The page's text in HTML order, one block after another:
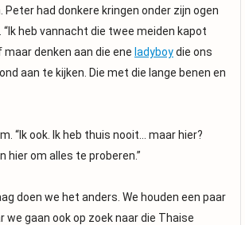
Peter had donkere kringen onder zijn ogen
heb vannacht die twee meiden kapot
denken aan die ene ladyboydie ons
aan te kijken. Die met die lange benen en
“Ik ook. Ik heb thuis nooit… maar hier?
hier om alles te proberen.”
doen we het anders. We houden een paar
we gaan ook op zoek naar die Thaise